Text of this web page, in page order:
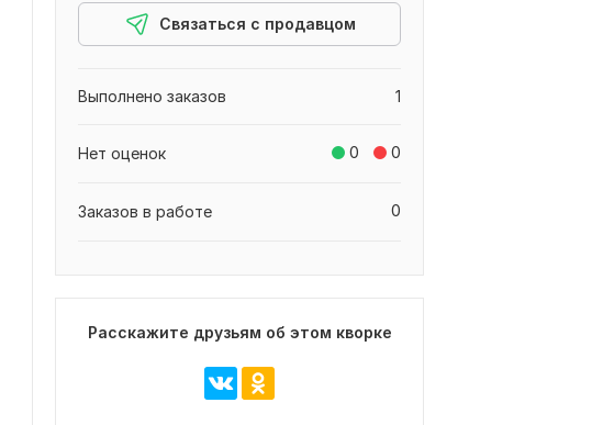
Связаться с продавцом
1
Выполнено заказов
0 0
Нет оценок
0
Заказов в работе
Расскажите друзьям об этом кворке